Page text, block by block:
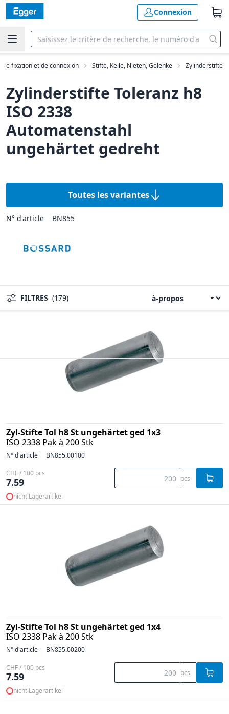
Connexion
de fixation et de connexion Stifte, Keile, Nieten, Gelenke Zylinderstifte
Zylinderstifte Toleranz h8
ISO 2338
Automatenstahl
ungehärtet gedreht
Toutes les variantes
N° d'article BN855
FILTRES (179)
Zyl-Stifte Tol h8 St ungehärtet ged 1x3
ISO 2338 Pak à 200 Stk
N° d'article BN855.00100
CHF / 100 pcs
7.59 pcs
nicht Lagerartikel
Zyl-Stifte Tol h8 St ungehärtet ged 1x4
ISO 2338 Pak à 200 Stk
N° d'article BN855.00200
CHF / 100 pcs
7.59 pcs
nicht Lagerartikel